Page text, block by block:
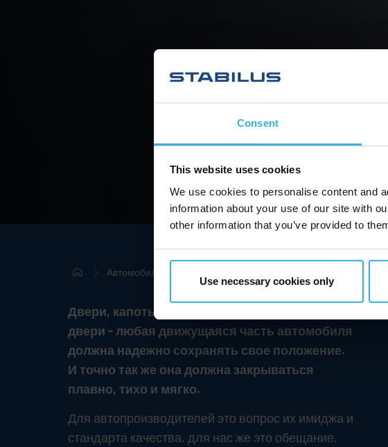
Consent
This website uses cookies
We use cookies to personalise content and
information about your use of our site with
other information that you’ve provided to
Use necessary cookies only
Автомобильная промышленность
Двери, капоты двигателей, бардачки, задние
двери - любая движущаяся часть автомобиля
должна надежно сохранять свое положение.
И точно так же она должна закрываться
плавно, тихо и мягко.
Для автопроизводителей это вопрос их имиджа и
стандарта качества, для нас же это обещание,